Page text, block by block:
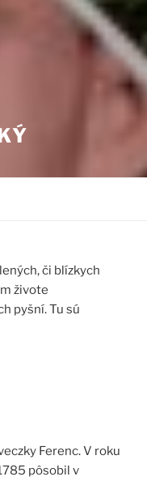
či blízkych
živote
pyšní. Tu sú
Ferenc. V roku
pôsobil v